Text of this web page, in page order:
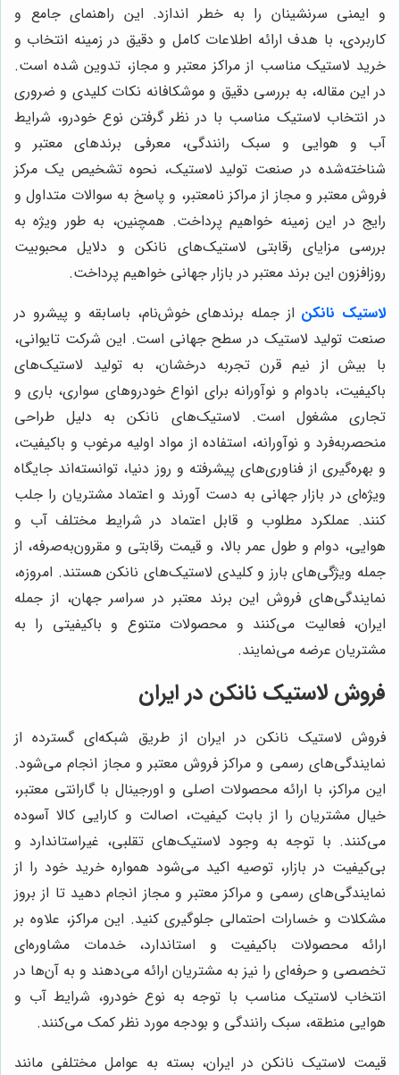
و ایمنی سرنشینان را به خطر اندازد. این راهنمای جامع و
کاربردی، با هدف ارائه اطلاعات کامل و دقیق در زمینه انتخاب و
خرید لاستیک مناسب از مراکز معتبر و مجاز، تدوین شده است.
در این مقاله، به بررسی دقیق و موشکافانه نکات کلیدی و ضروری
در انتخاب لاستیک مناسب با در نظر گرفتن نوع خودرو، شرایط
آب و هوایی و سبک رانندگی، معرفی برندهای معتبر و
شناخته‌شده در صنعت تولید لاستیک، نحوه تشخیص یک مرکز
فروش معتبر و مجاز از مراکز نامعتبر، و پاسخ به سوالات متداول و
رایج در این زمینه خواهیم پرداخت. همچنین، به طور ویژه به
بررسی مزایای رقابتی لاستیک‌های نانکن و دلایل محبوبیت
روزافزون این برند معتبر در بازار جهانی خواهیم پرداخت.
لاستیک نانکن از جمله برندهای خوش‌نام، باسابقه و پیشرو در
صنعت تولید لاستیک در سطح جهانی است. این شرکت تایوانی،
با بیش از نیم قرن تجربه درخشان، به تولید لاستیک‌های
باکیفیت، بادوام و نوآورانه برای انواع خودروهای سواری، باری و
تجاری مشغول است. لاستیک‌های نانکن به دلیل طراحی
منحصربه‌فرد و نوآورانه، استفاده از مواد اولیه مرغوب و باکیفیت،
و بهره‌گیری از فناوری‌های پیشرفته و روز دنیا، توانسته‌اند جایگاه
ویژه‌ای در بازار جهانی به دست آورند و اعتماد مشتریان را جلب
کنند. عملکرد مطلوب و قابل اعتماد در شرایط مختلف آب و
هوایی، دوام و طول عمر بالا، و قیمت رقابتی و مقرون‌به‌صرفه، از
جمله ویژگی‌های بارز و کلیدی لاستیک‌های نانکن هستند. امروزه،
نمایندگی‌های فروش این برند معتبر در سراسر جهان، از جمله
ایران، فعالیت می‌کنند و محصولات متنوع و باکیفیتی را به
مشتریان عرضه می‌نمایند.
فروش لاستیک نانکن در ایران
فروش لاستیک نانکن در ایران از طریق شبکه‌ای گسترده از
نمایندگی‌های رسمی و مراکز فروش معتبر و مجاز انجام می‌شود.
این مراکز، با ارائه محصولات اصلی و اورجینال با گارانتی معتبر،
خیال مشتریان را از بابت کیفیت، اصالت و کارایی کالا آسوده
می‌کنند. با توجه به وجود لاستیک‌های تقلبی، غیراستاندارد و
بی‌کیفیت در بازار، توصیه اکید می‌شود همواره خرید خود را از
نمایندگی‌های رسمی و مراکز معتبر و مجاز انجام دهید تا از بروز
مشکلات و خسارات احتمالی جلوگیری کنید. این مراکز، علاوه بر
ارائه محصولات باکیفیت و استاندارد، خدمات مشاوره‌ای
تخصصی و حرفه‌ای را نیز به مشتریان ارائه می‌دهند و به آن‌ها در
انتخاب لاستیک مناسب با توجه به نوع خودرو، شرایط آب و
هوایی منطقه، سبک رانندگی و بودجه مورد نظر کمک می‌کنند.
قیمت لاستیک نانکن در ایران، بسته به عوامل مختلفی مانند